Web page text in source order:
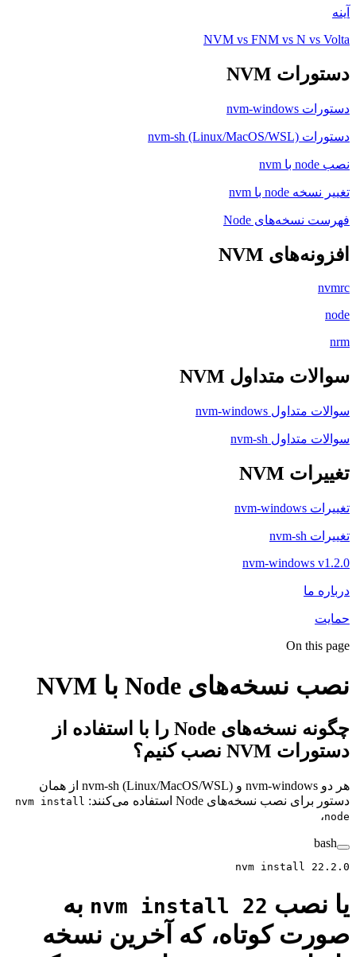
آینه
NVM vs FNM vs N vs Volta
دستورات NVM
دستورات nvm-windows
دستورات nvm-sh (Linux/MacOS/WSL)
نصب node با nvm
تغییر نسخه node با nvm
فهرست نسخه‌های Node
افزونه‌های NVM
nvmrc
node
nrm
سوالات متداول NVM
سوالات متداول nvm-windows
سوالات متداول nvm-sh
تغییرات NVM
تغییرات nvm-windows
تغییرات nvm-sh
nvm-windows v1.2.0
درباره ما
حمایت
On this page
نصب نسخه‌های Node با NVM
چگونه نسخه‌های Node را با استفاده از
دستورات NVM نصب کنیم؟
هر دو nvm-windows و nvm-sh (Linux/MacOS/WSL) از همان
دستور برای نصب نسخه‌های Node استفاده می‌کنند:
nvm install
node،
bash
nvm install 22.2.0
یا نصب nvm install 22 به
صورت کوتاه، که آخرین نسخه